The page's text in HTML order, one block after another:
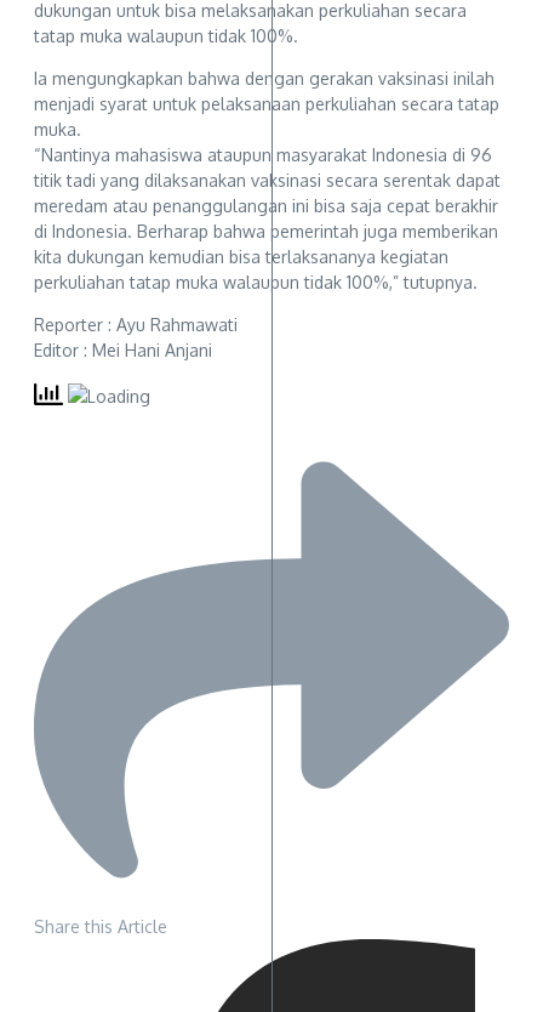
dukungan untuk bisa melaksanakan perkuliahan secara
tatap muka walaupun tidak 100%.
Ia mengungkapkan bahwa dengan gerakan vaksinasi inilah
menjadi syarat untuk pelaksanaan perkuliahan secara tatap
muka.
“Nantinya mahasiswa ataupun masyarakat Indonesia di 96
titik tadi yang dilaksanakan vaksinasi secara serentak dapat
meredam atau penanggulangan ini bisa saja cepat berakhir
di Indonesia. Berharap bahwa pemerintah juga memberikan
kita dukungan kemudian bisa terlaksananya kegiatan
perkuliahan tatap muka walaupun tidak 100%,” tutupnya.
Reporter : Ayu Rahmawati
Editor : Mei Hani Anjani
Share this Article